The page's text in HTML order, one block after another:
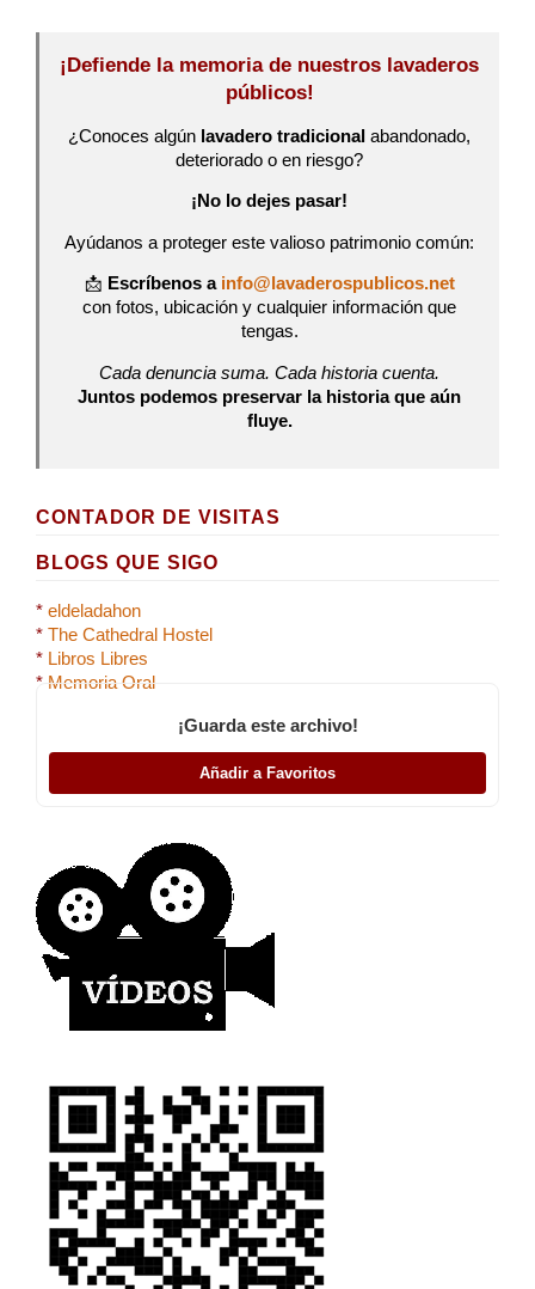
¡Defiende la memoria de nuestros lavaderos
públicos!
¿Conoces algún lavadero tradicional abandonado,
deteriorado o en riesgo?
¡No lo dejes pasar!
Ayúdanos a proteger este valioso patrimonio común:
📩 Escríbenos a info@lavaderospublicos.net
con fotos, ubicación y cualquier información que
tengas.
Cada denuncia suma. Cada historia cuenta.
Juntos podemos preservar la historia que aún
fluye.
CONTADOR DE VISITAS
BLOGS QUE SIGO
* eldeladahon
* The Cathedral Hostel
* Libros Libres
* Memoria Oral
¡Guarda este archivo!
Añadir a Favoritos